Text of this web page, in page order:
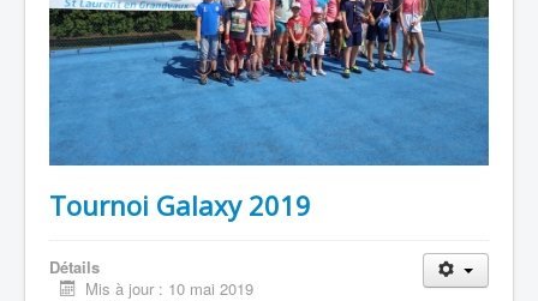
Tournoi Galaxy 2019
Détails
Mis à jour : 10 mai 2019